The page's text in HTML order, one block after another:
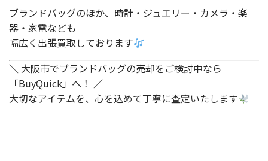
ブランドバッグのほか、時計・ジュエリー・カメラ・楽
器・家電なども
幅広く出張買取しております
＼ 大阪市でブランドバッグの売却をご検討中なら
「BuyQuick」へ！ ／
大切なアイテムを、心を込めて丁寧に査定いたします